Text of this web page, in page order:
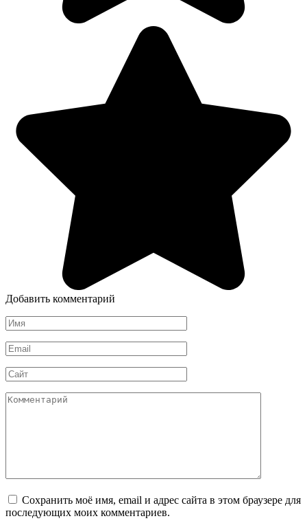
Добавить комментарий
Имя
*
Email
*
Сайт
Комментарий
Сохранить моё имя, email и адрес сайта в этом браузере для
последующих моих комментариев.